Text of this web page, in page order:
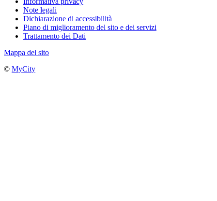
Note legali
Dichiarazione di accessibilità
Piano di miglioramento del sito e dei servizi
Trattamento dei Dati
Mappa del sito
© MyCity